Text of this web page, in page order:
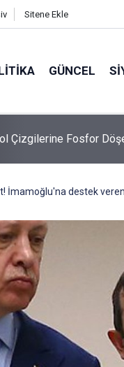
Sitene Ekle
GÜNCEL
Çizgilerine Fosfor
İmamoğlu'na destek